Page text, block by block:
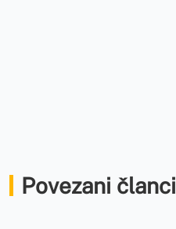
Povezani članci